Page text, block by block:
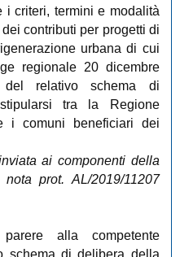
i criteri, termini e modalità
contributi per progetti di
urbana di cui
regionale 20 dicembre
relativo schema di
tra la Regione
i comuni beneficiari dei
ai componenti della
prot. AL/2019/11207
alla competente
schema di delibera della